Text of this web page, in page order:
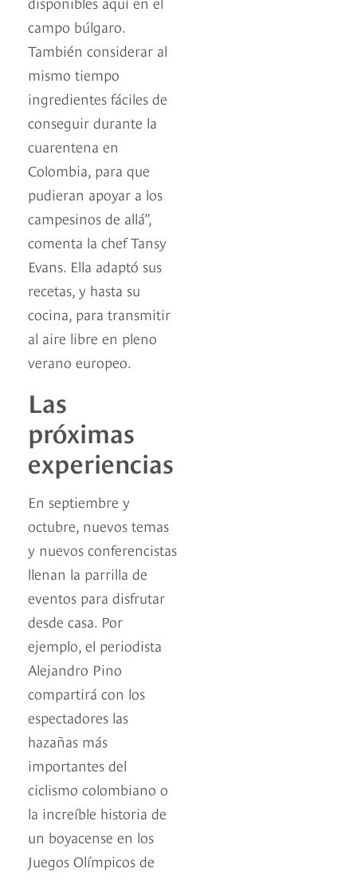
campo búlgaro.
También considerar al
mismo tiempo
ingredientes fáciles de
conseguir durante la
cuarentena en
Colombia, para que
pudieran apoyar a los
campesinos de allá”,
comenta la chef Tansy
Evans. Ella adaptó sus
recetas, y hasta su
cocina, para transmitir
al aire libre en pleno
verano europeo.
Las
próximas
experiencias
En septiembre y
octubre, nuevos temas
y nuevos conferencistas
llenan la parrilla de
eventos para disfrutar
desde casa. Por
ejemplo, el periodista
Alejandro Pino
compartirá con los
espectadores las
hazañas más
importantes del
ciclismo colombiano o
la increíble historia de
un boyacense en los
Juegos Olímpicos de